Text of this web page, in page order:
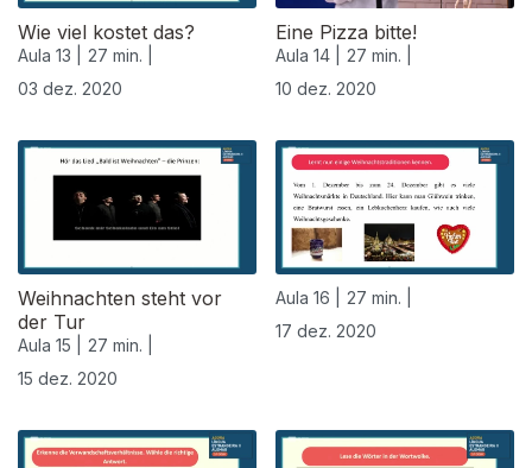
Wie viel kostet das?
Aula 13 |
27 min. |
03 dez. 2020
Eine Pizza bitte!
Aula 14 |
27 min. |
10 dez. 2020
Weihnachten steht vor
der Tur
Aula 15 |
27 min. |
15 dez. 2020
Aula 16 |
27 min. |
17 dez. 2020